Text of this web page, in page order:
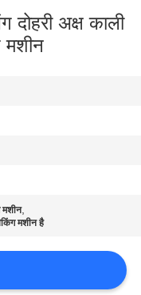
दोहरी अक्ष काली
मशीन
मशीन,
मशीन है